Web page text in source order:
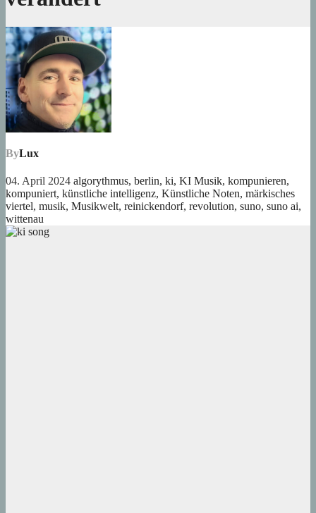
ByLux
04. April 2024 algorythmus, berlin, ki, KI Musik, kompunieren,
kompuniert, künstliche intelligenz, Künstliche Noten, märkisches
viertel, musik, Musikwelt, reinickendorf, revolution, suno, suno ai,
wittenau